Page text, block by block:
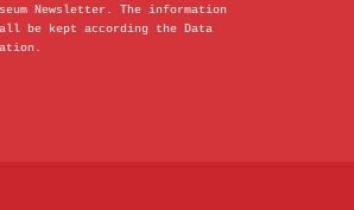
Newsletter. The information
be kept according the Data